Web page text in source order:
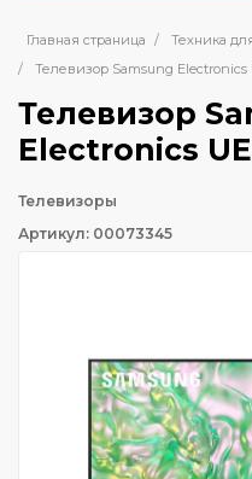
Главная страница / Техника
/
Телевизор Samsung Electronics
Телевизор
Electronics
Телевизоры
Артикул: 00073345